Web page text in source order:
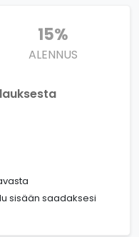
15%
ALENNUS
sisään saadaksesi